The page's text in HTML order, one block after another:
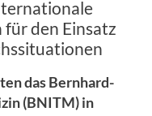
den Einsatz
das Bernhard-
(BNITM) in